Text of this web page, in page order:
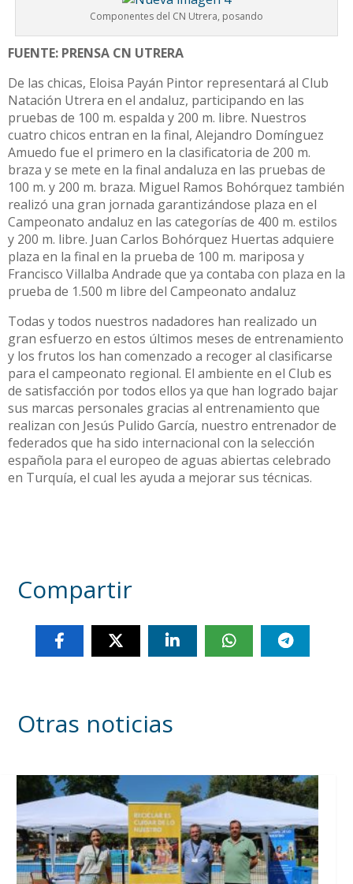
Componentes del CN Utrera, posando
FUENTE: PRENSA CN UTRERA
De las chicas, Eloisa Payán Pintor representará al Club
Natación Utrera en el andaluz, participando en las
pruebas de 100 m. espalda y 200 m. libre. Nuestros
cuatro chicos entran en la final, Alejandro Domínguez
Amuedo fue el primero en la clasificatoria de 200 m.
braza y se mete en la final andaluza en las pruebas de
100 m. y 200 m. braza. Miguel Ramos Bohórquez también
realizó una gran jornada garantizándose plaza en el
Campeonato andaluz en las categorías de 400 m. estilos
y 200 m. libre. Juan Carlos Bohórquez Huertas adquiere
plaza en la final en la prueba de 100 m. mariposa y
Francisco Villalba Andrade que ya contaba con plaza en la
prueba de 1.500 m libre del Campeonato andaluz
Todas y todos nuestros nadadores han realizado un
gran esfuerzo en estos últimos meses de entrenamiento
y los frutos los han comenzado a recoger al clasificarse
para el campeonato regional. El ambiente en el Club es
de satisfacción por todos ellos ya que han logrado bajar
sus marcas personales gracias al entrenamiento que
realizan con Jesús Pulido García, nuestro entrenador de
federados que ha sido internacional con la selección
española para el europeo de aguas abiertas celebrado
en Turquía, el cual les ayuda a mejorar sus técnicas.
Compartir
Otras noticias